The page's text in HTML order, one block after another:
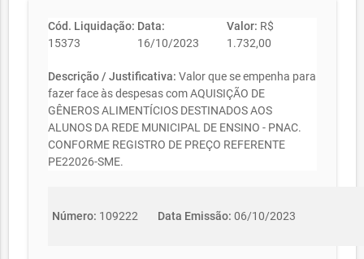
Cód. Liquidação:
15373
Data:
16/10/2023
Valor: R$
1.732,00
Descrição / Justificativa: Valor que se empenha para
fazer face às despesas com AQUISIÇÃO DE
GÊNEROS ALIMENTÍCIOS DESTINADOS AOS
ALUNOS DA REDE MUNICIPAL DE ENSINO - PNAC.
CONFORME REGISTRO DE PREÇO REFERENTE
PE22026-SME.
Número: 109222 Data Emissão: 06/10/2023